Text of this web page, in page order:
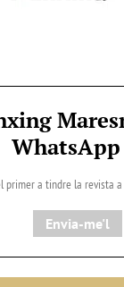
WhatsApp
primer a tindre la revista
Envia-me'l